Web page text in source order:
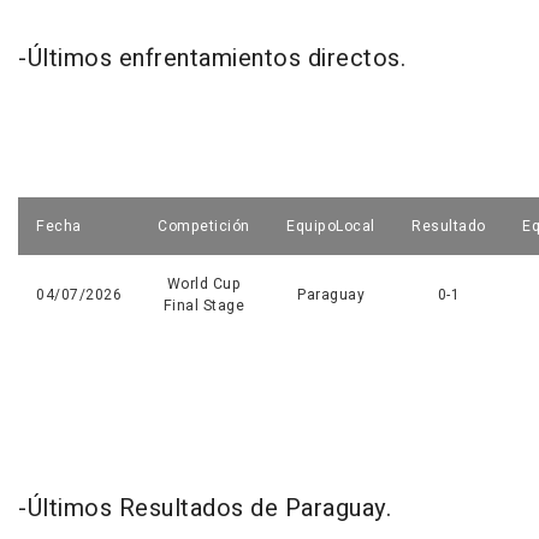
-Últimos enfrentamientos directos.
Fecha Competición EquipoLocal Resultado
04/07/2026
World Cup
Final Stage
Paraguay 0-1
-Últimos Resultados de Paraguay.